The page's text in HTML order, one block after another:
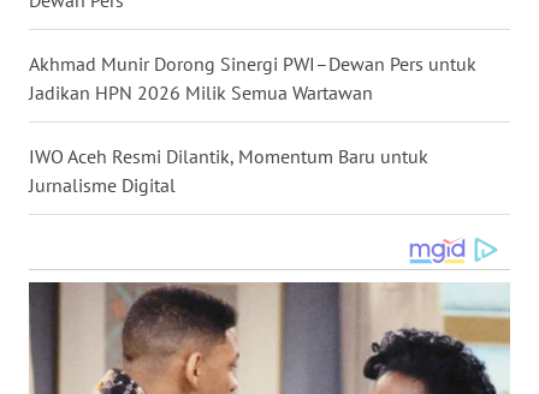
Akhmad Munir Dorong Sinergi PWI–Dewan Pers untuk
Jadikan HPN 2026 Milik Semua Wartawan
IWO Aceh Resmi Dilantik, Momentum Baru untuk
Jurnalisme Digital
WN
WN